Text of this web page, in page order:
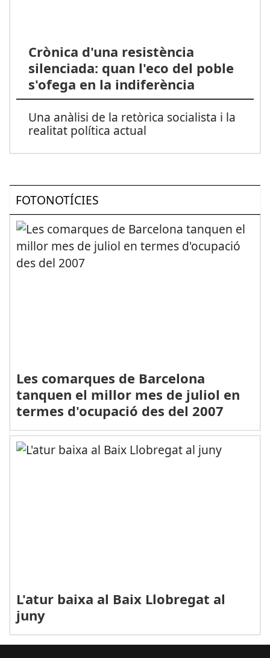
Crònica d'una resistència
silenciada: quan l'eco del poble
s'ofega en la indiferència
Una anàlisi de la retòrica socialista i la
realitat política actual
FOTONOTÍCIES
Les comarques de Barcelona
tanquen el millor mes de juliol en
termes d'ocupació des del 2007
L'atur baixa al Baix Llobregat al
juny